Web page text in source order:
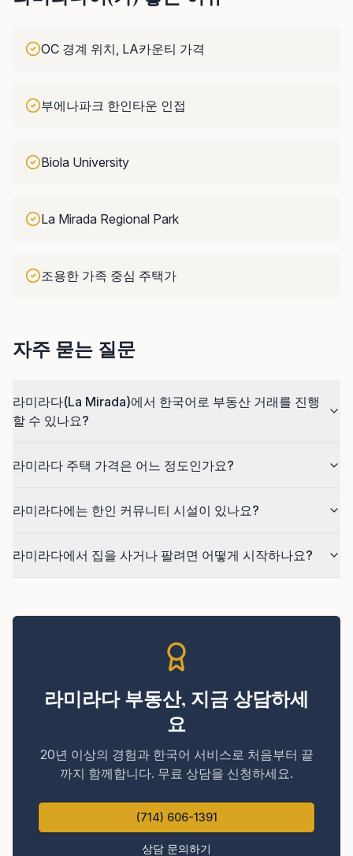
OC 경계 위치, LA카운티 가격
부에나파크 한인타운 인접
Biola University
La Mirada Regional Park
조용한 가족 중심 주택가
자주 묻는 질문
라미라다(La Mirada)에서 한국어로 부동산 거래를 진행
할 수 있나요?
라미라다 주택 가격은 어느 정도인가요?
라미라다에는 한인 커뮤니티 시설이 있나요?
라미라다에서 집을 사거나 팔려면 어떻게 시작하나요?
라미라다 부동산, 지금 상담하세
요
20년 이상의 경험과 한국어 서비스로 처음부터 끝
까지 함께합니다. 무료 상담을 신청하세요.
(714) 606-1391
상담 문의하기